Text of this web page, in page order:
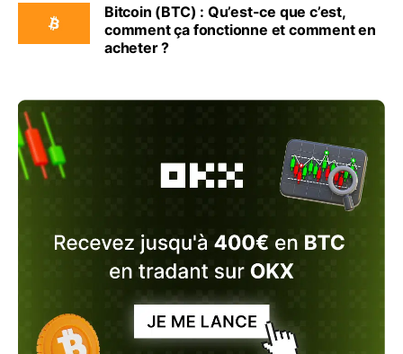
Bitcoin (BTC) : Qu’est-ce que c’est,
comment ça fonctionne et comment en
acheter ?